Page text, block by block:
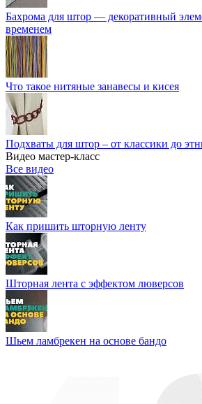
Бахрома для штор — декоративный
временем
Что такое нитяные занавесы и кисея
Подхваты для штор – от классики до
Видео мастер-класс
Все видео
Как пришить шторную ленту
Шторная лента с эффектом люверсов
Шьем ламбрекен на основе бандо